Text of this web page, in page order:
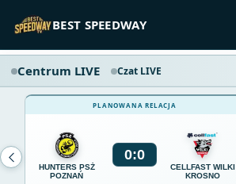
BEST SPEEDWAY
Centrum LIVE Czat LIVE
PLANOWANA RELACJA
HUNTERS PSŻ
POZNAŃ
0:0
CELLFAST WILKI
KROSNO